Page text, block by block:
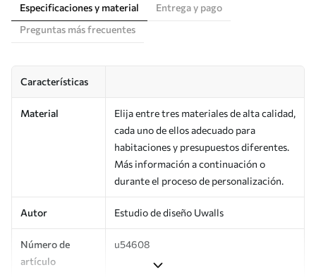
Especificaciones y material
Entrega y pago
Preguntas más frecuentes
Características
Material
Elija entre tres materiales de alta calidad,
cada uno de ellos adecuado para
habitaciones y presupuestos diferentes.
Más información a continuación o
durante el proceso de personalización.
Autor Estudio de diseño Uwalls
Número de
artículo
u54608